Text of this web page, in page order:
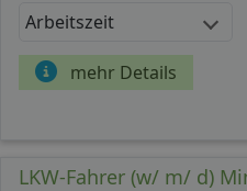
Arbeitszeit
mehr Details
LKW-Fahrer (w/ m/ d)